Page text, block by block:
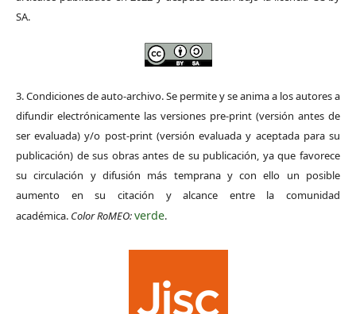
SA.
3. Condiciones de auto-archivo. Se permite y se anima a los autores a
difundir electrónicamente las versiones pre-print (versión antes de
ser evaluada) y/o post-print (versión evaluada y aceptada para su
publicación) de sus obras antes de su publicación, ya que favorece
su circulación y difusión más temprana y con ello un posible
aumento en su citación y alcance entre la comunidad
académica. Color RoMEO:verde.